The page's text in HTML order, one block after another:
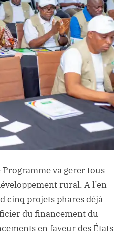
va gerer tous
rural. A l’en
cinq projets phares déjà
du financement du
en faveur des États